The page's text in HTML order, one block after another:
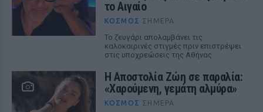
το Αιγαίο
ΚΌΣΜΟΣ ΣΉΜΕΡΑ
Το ζευγάρι απολαμβάνει τις
καλοκαιρινές στιγμές πριν επιστρέψει
στις υποχρεώσεις της Αθήνας
Η Αποστολία Ζώη σε παραλία:
«Χαρούμενη, γεμάτη αλμύρα»
ΚΌΣΜΟΣ ΣΉΜΕΡΑ